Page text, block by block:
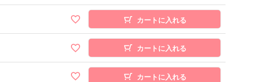
カートに入れる
カートに入れる
カートに入れる